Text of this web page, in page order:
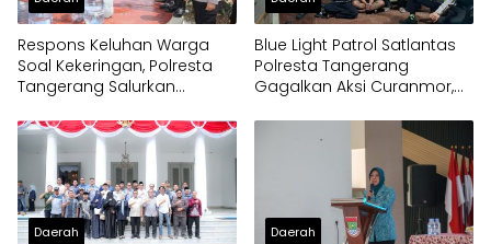
Respons Keluhan Warga
Soal Kekeringan, Polresta
Tangerang Salurkan
Panongan
Blue Light Patrol Satlantas
Polresta Tangerang
Gagalkan Aksi Curanmor,
Daerah Daerah